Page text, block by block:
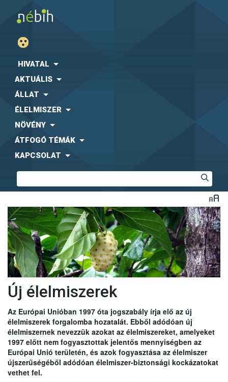
HIVATAL
AKTUÁLIS
ÁLLAT
ÉLELMISZER
NÖVÉNY
ÁTFOGÓ TÉMÁK
KAPCSOLAT
Új élelmiszerek
Az Európai Unióban 1997 óta jogszabály írja elő az új
élelmiszerek forgalomba hozatalát. Ebből adódóan új
élelmiszernek nevezzük azokat az élelmiszereket, amelyeket
1997 előtt nem fogyasztottak jelentős mennyiségben az
Európai Unió területén, és azok fogyasztása az élelmiszer
újszerűségéből adódóan élelmiszer-biztonsági kockázatokat
vethet fel.